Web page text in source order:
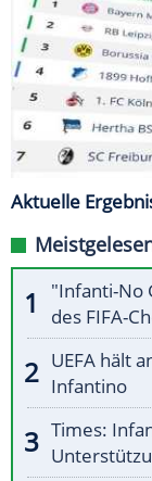
Aktuelle
"Infanti-No
des FIFA-
UEFA hält
Infantino
Times: